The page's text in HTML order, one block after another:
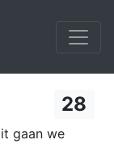
28
gaan we